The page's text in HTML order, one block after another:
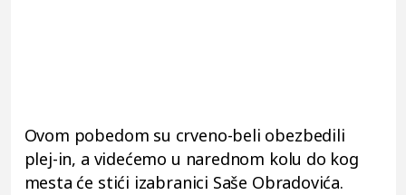
Ovom pobedom su crveno-beli obezbedili
plej-in, a videćemo u narednom kolu do kog
mesta će stići izabranici Saše Obradovića.